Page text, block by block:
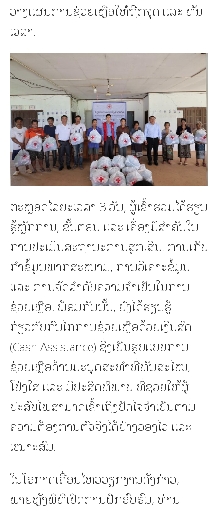
ວາງແຜນການຊ່ວຍເຫຼືອໃຫ້ຖືກຈຸດ ແລະ ທັນ
ເວລາ.
ຕະຫຼອດໄລຍະເວລາ 3 ວັນ, ຜູ້ເຂົ້າຮ່ວມໄດ້ຮຽນ
ຮູ້ຫຼັກການ, ຂັ້ນຕອນ ແລະ ເຄື່ອງມືສຳຄັນໃນ
ການປະເມີນສະຖານະການສຸກເສີນ, ການເກັບ
ກຳຂໍ້ມູນພາກສະໜາມ, ການວິເຄາະຂໍ້ມູນ
ແລະ ການຈັດລຳດັບຄວາມຈຳເປັນໃນການ
ຊ່ວຍເຫຼືອ. ພ້ອມກັນນັ້ນ, ຍັງໄດ້ຮຽນຮູ້
ກ່ຽວກັບກົນໄກການຊ່ວຍເຫຼືອດ້ວຍເງິນສົດ
(Cash Assistance) ຊຶ່ງເປັນຮູບແບບການ
ຊ່ວຍເຫຼືອດ້ານມະນຸດສະທຳທີ່ທັນສະໄໝ,
ໂປ່ງໃສ ແລະ ມີປະສິດທິພາບ ທີ່ຊ່ວຍໃຫ້ຜູ້
ປະສົບໄພສາມາດເຂົ້າເຖິງປັດໄຈຈຳເປັນຕາມ
ຄວາມຕ້ອງການຕົວຈິງໄດ້ຢ່າງວ່ອງໄວ ແລະ
ເໝາະສົມ.
ໃນໂອກາດເຄື່ອນໄຫວວຽກງານດັ່ງກ່າວ,
ພາຍຫຼັງພິທີເປີດການຝຶກອົບຮົມ, ທ່ານ